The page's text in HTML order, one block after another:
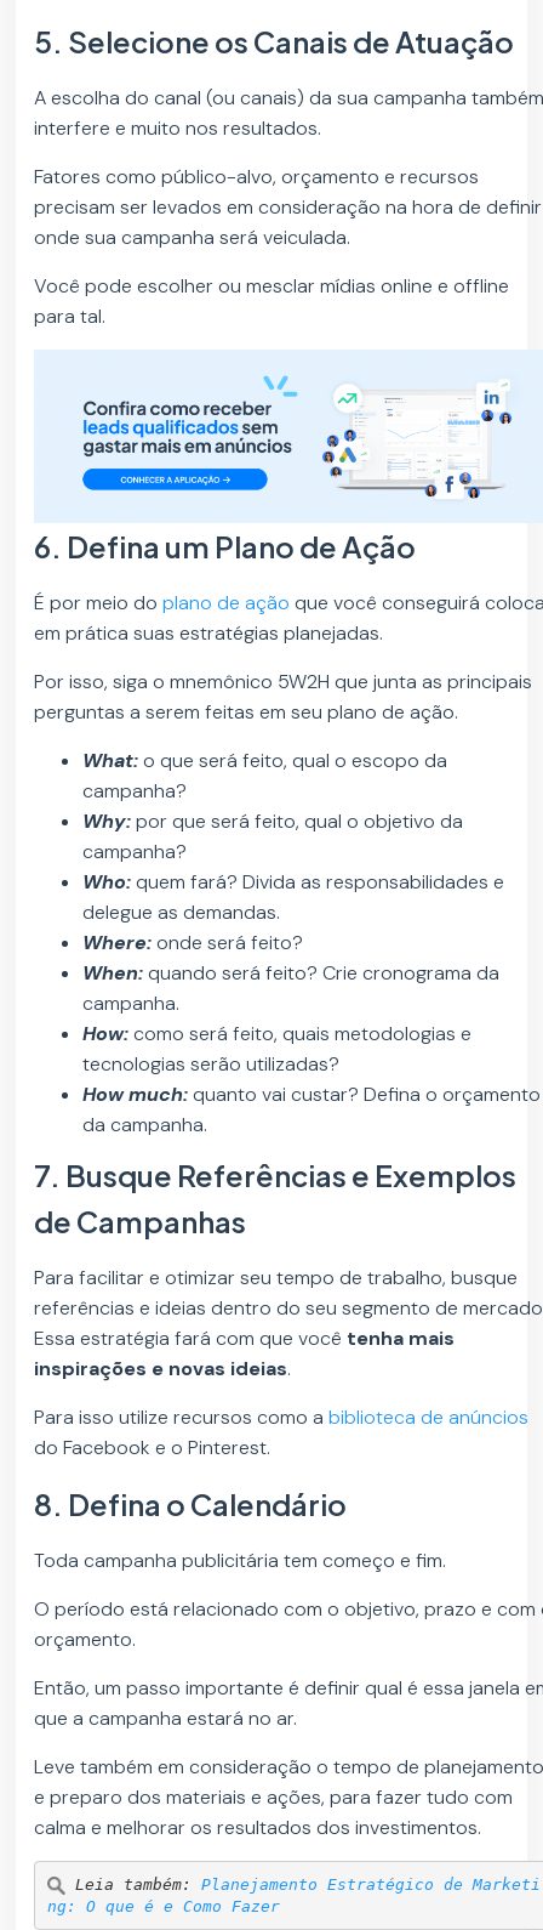
5. Selecione os Canais de Atuação
A escolha do canal (ou canais) da sua campanha
interfere e muito nos resultados.
Fatores como público-alvo, orçamento e recursos
precisam ser levados em consideração na hora de definir
onde sua campanha será veiculada.
Você pode escolher ou mesclar mídias online e offline
para tal.
6. Defina um Plano de Ação
É por meio doplano de ação que você conseguirá
em prática suas estratégias planejadas.
Por isso, siga o mnemônico 5W2H que junta as principais
perguntas a serem feitas em seu plano de ação.
What:o que será feito, qual o escopo da
campanha?
Why:por que será feito, qual o objetivo da
campanha?
Who:quem fará? Divida as responsabilidades e
delegue as demandas.
Where:onde será feito?
When:quando será feito? Crie cronograma da
campanha.
How:como será feito, quais metodologias e
tecnologias serão utilizadas?
How much:quanto vai custar? Defina o orçamento
da campanha.
7. Busque Referências e Exemplos
de Campanhas
Para facilitar e otimizar seu tempo de trabalho, busque
referências e ideias dentro do seu segmento de
Essa estratégia fará com que você tenha mais
inspirações e novas ideias.
Para isso utilize recursos como abiblioteca de anúncios
do Facebook e o Pinterest.
8. Defina o Calendário
Toda campanha publicitária tem começo e fim.
O período está relacionado com o objetivo, prazo e com
orçamento.
Então, um passo importante é definir qual é essa janela
que a campanha estará no ar.
Leve também em consideração o tempo de
e preparo dos materiais e ações, para fazer tudo com
calma e melhorar os resultados dos investimentos.
Leia também: Planejamento Estratégico de Marketi
ng: O que é e Como Fazer